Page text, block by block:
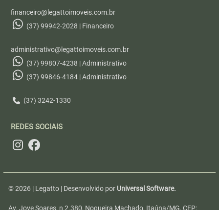
financeiro@legattoimoveis.com.br
(37) 99942-2028 | Financeiro
administrativo@legattoimoveis.com.br
(37) 99807-4238 | Administrativo
(37) 99846-4184 | Administrativo
(37) 3242-1330
REDES SOCIAIS
© 2026 | Legatto | Desenvolvido por Universal Software.
Av. Jove Soares, n 2.380, Nogueira Machado, Itaúna/MG, CEP: